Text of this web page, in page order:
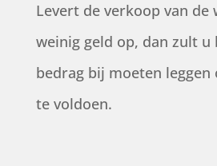
Levert de verkoop van de
weinig geld op, dan zult u
bedrag bij moeten leggen
te voldoen.